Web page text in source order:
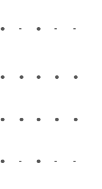
● - ● - -
● ● ● ● ●
● ● ● ● ●
● - ● - -